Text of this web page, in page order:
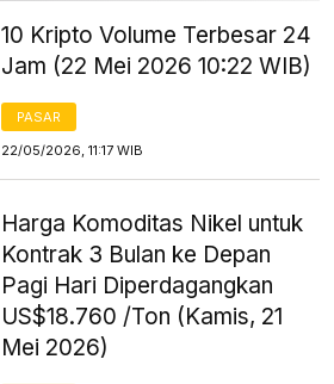
10 Kripto Volume Terbesar 24
Jam (22 Mei 2026 10:22 WIB)
PASAR
22/05/2026, 11:17 WIB
Harga Komoditas Nikel untuk
Kontrak 3 Bulan ke Depan
Pagi Hari Diperdagangkan
US$18.760 /Ton (Kamis, 21
Mei 2026)